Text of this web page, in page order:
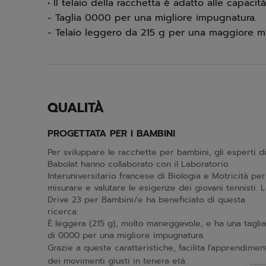
• Il telaio della racchetta è adatto alle
- Taglia 0000 per una migliore impugnatura.
- Telaio leggero da 215 g per una maggiore
QUALITÀ
PROGETTATA PER I BAMBINI
Per sviluppare le racchette per bambini, gli esperti di
Babolat hanno collaborato con il Laboratorio
Interuniversitario francese di Biologia e Motricità per
misurare e valutare le esigenze dei giovani tennisti.
Drive 23 per Bambini/e ha beneficiato di questa
ricerca:
È leggera (215 g), molto maneggevole, e ha una taglia
di 0000 per una migliore impugnatura.
Grazie a queste caratteristiche, facilita
dei movimenti giusti in tenera età.